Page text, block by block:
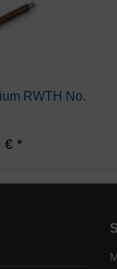
RWTH No.
€ *